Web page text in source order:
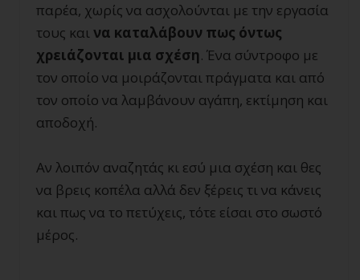
παρέα, χωρίς να ασχολούνται με την εργασία
τους καινα καταλάβουν πως όντως
χρειάζονται μια σχέση. Ένα σύντροφο με
τον οποίο να μοιράζονται πράγματα και από
τον οποίο να λαμβάνουν αγάπη, εκτίμηση και
αποδοχή.
Αν λοιπόν αναζητάς κι εσύ μια σχέση και θες
να βρεις κοπέλα αλλά δεν ξέρεις τι να κάνεις
και πως να το πετύχεις, τότε είσαι στο σωστό
μέρος.